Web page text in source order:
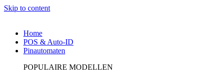
Skip to content
Home
POS & Auto-ID
Pinautomaten
POPULAIRE MODELLEN